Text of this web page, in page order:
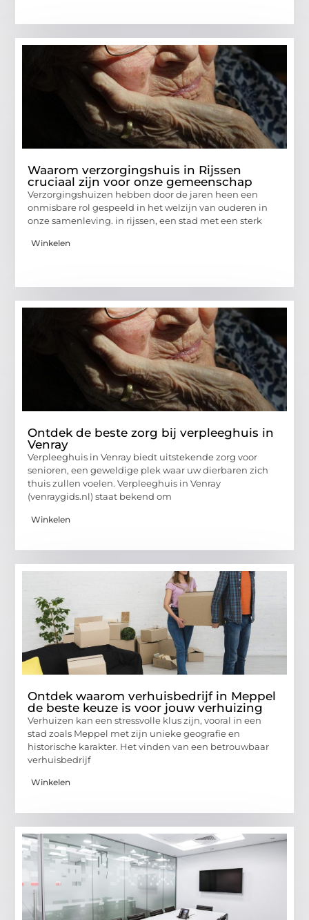
Waarom verzorgingshuis in Rijssen
cruciaal zijn voor onze gemeenschap
Verzorgingshuizen hebben door de jaren heen een
onmisbare rol gespeeld in het welzijn van ouderen in
onze samenleving. in rijssen, een stad met een sterk
Winkelen
Ontdek de beste zorg bij verpleeghuis in
Venray
Verpleeghuis in Venray biedt uitstekende zorg voor
senioren, een geweldige plek waar uw dierbaren zich
thuis zullen voelen. Verpleeghuis in Venray
(venraygids.nl) staat bekend om
Winkelen
Ontdek waarom verhuisbedrijf in Meppel
de beste keuze is voor jouw verhuizing
Verhuizen kan een stressvolle klus zijn, vooral in een
stad zoals Meppel met zijn unieke geografie en
historische karakter. Het vinden van een betrouwbaar
verhuisbedrijf
Winkelen